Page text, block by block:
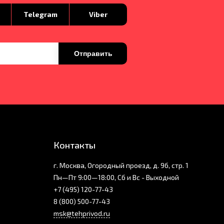
Telegram Viber
Отправить
Контакты
г. Москва, Огородный проезд, д. 9б, стр. 1
Пн—Пт 9:00—18:00, Сб и Вс - Выходной
+7 (495) 120-77-43
8 (800) 500-77-43
msk@tehprivod.ru